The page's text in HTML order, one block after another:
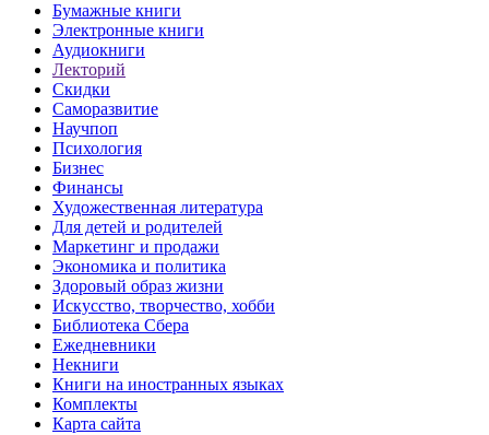
Бумажные книги
Электронные книги
Аудиокниги
Лекторий
Скидки
Саморазвитие
Научпоп
Психология
Бизнес
Финансы
Художественная литература
Для детей и родителей
Маркетинг и продажи
Экономика и политика
Здоровый образ жизни
Искусство, творчество, хобби
Библиотека Сбера
Ежедневники
Некниги
Книги на иностранных языках
Комплекты
Карта сайта